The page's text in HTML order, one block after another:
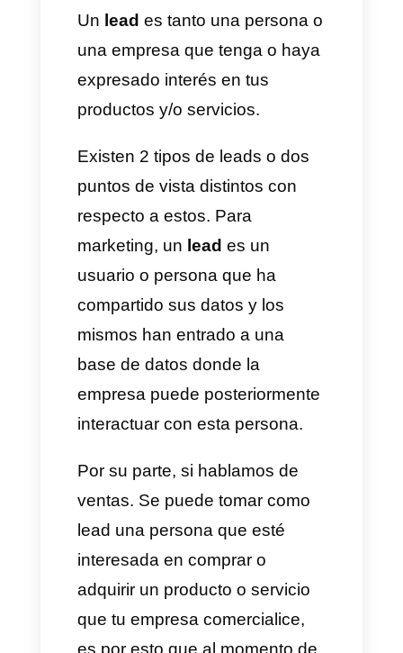
poder hacer un filtro que
permita separar los leads que
tienen mayor posibilidad de
la tienen.
En el articulo de hoy vamos a
enseñarte acomo generar y
calificar leads en WhatsApp
automáticamentesin mucho
esfuerzo.
Que son los leads y porque
Unleades tanto una persona o
una empresa que tenga o haya
expresado interés en tus
productos y/o servicios.